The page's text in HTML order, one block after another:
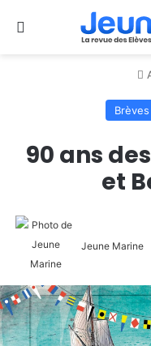
Se connecter
Brèves
90 ans
et
Jeune Marine